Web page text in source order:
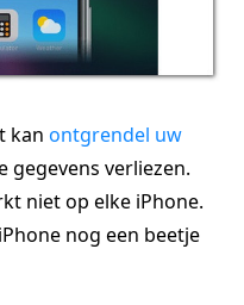
kan ontgrendel uw
gegevens verliezen.
niet op elke iPhone.
nog een beetje